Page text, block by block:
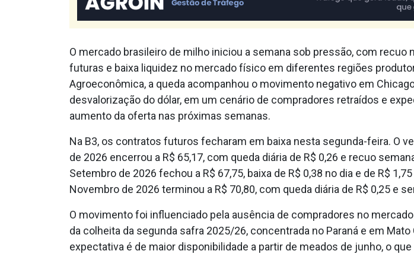
O mercado brasileiro de milho iniciou a semana sob pressão, com recuo
futuras e baixa liquidez no mercado físico em diferentes regiões
Agroeconômica, a queda acompanhou o movimento negativo em
desvalorização do dólar, em um cenário de compradores retraídos e
aumento da oferta nas próximas semanas.
Na B3, os contratos futuros fecharam em baixa nesta segunda-feira. O
de 2026 encerrou a R$ 65,17, com queda diária de R$ 0,26 e recuo
Setembro de 2026 fechou a R$ 67,75, baixa de R$ 0,38 no dia e de R$
Novembro de 2026 terminou a R$ 70,80, com queda diária de R$ 0,25 e
O movimento foi influenciado pela ausência de compradores no
da colheita da segunda safra 2025/26, concentrada no Paraná e em Mato
expectativa é de maior disponibilidade a partir de meados de junho, o